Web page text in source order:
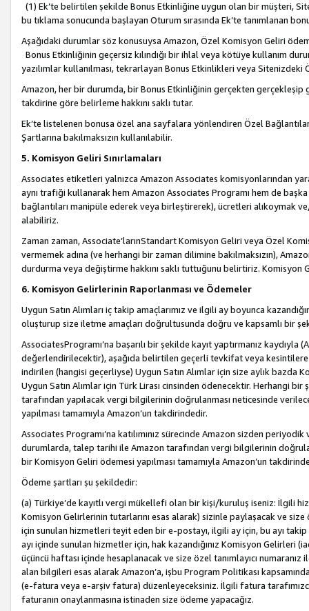
(1) Ek’te belirtilen şekilde Bonus Etkinliğine uygun olan bir müşteri,
bu tıklama sonucunda başlayan Oturum sırasında Ek’te tanımlanan
Aşağıdaki durumlar söz konusuysa Amazon, Özel Komisyon Geliri
Bonus Etkinliğinin geçersiz kılındığı bir ihlal veya kötüye kullanım
yazılımlar kullanılması, tekrarlayan Bonus Etkinlikleri veya
Amazon, her bir durumda, bir Bonus Etkinliğinin gerçekten gerçekleşip
takdirine göre belirleme hakkını saklı tutar.
Ek’te listelenen bonusa özel ana sayfalara yönlendiren Özel
Şartlarına bakılmaksızın kullanılabilir.
5. Komisyon Geliri Sınırlamaları
Associates etiketleri yalnızca Amazon Associates komisyonlarından
aynı trafiği kullanarak hem Amazon Associates Programı hem de
bağlantıları manipüle ederek veya birleştirerek), ücretleri alıkoymak
alabiliriz.
Zaman zaman, Associate’larınStandart Komisyon Geliri veya Özel
vermemek adına (ve herhangi bir zaman dilimine bakılmaksızın),
durdurma veya değiştirme hakkını saklı tuttuğunu belirtiriz. Komisyon
6. Komisyon Gelirlerinin Raporlanması ve Ödemeler
Uygun Satın Alımları iç takip amaçlarımız ve ilgili ay boyunca
oluşturup size iletme amaçları doğrultusunda doğru ve kapsamlı bir
AssociatesProgramı’na başarılı bir şekilde kayıt yaptırmanız
değerlendirilecektir), aşağıda belirtilen geçerli tevkifat veya
indirilen (hangisi geçerliyse) Uygun Satın Alımlar için size aylık
Uygun Satın Alımlar için Türk Lirası cinsinden ödenecektir. Herhangi
tarafından yapılacak vergi bilgilerinin doğrulanması neticesinde
yapılması tamamıyla Amazon’un takdirindedir.
Associates Programı’na katılımınız sürecinde Amazon sizden
durumlarda, talep tarihi ile Amazon tarafından vergi bilgilerinin
bir Komisyon Geliri ödemesi yapılması tamamıyla Amazon’un
Ödeme şartları şu şekildedir:
(a) Türkiye’de kayıtlı vergi mükellefi olan bir kişi/kuruluş iseniz: İlgili
Komisyon Gelirlerinin tutarlarını esas alarak) sizinle paylaşacak ve
için sunulan hizmetleri teyit eden bir e-postayı, ilgili ay için, bu ayı
ayı içinde sunulan hizmetler için, hak kazandığınız Komisyon Gelirleri
üçüncü haftası içinde hesaplanacak ve size özel tanımlayıcı
alan bilgileri esas alarak Amazon’a, işbu Program Politikası
(e-fatura veya e-arşiv fatura) düzenleyeceksiniz. İlgili fatura
faturanın onaylanmasına istinaden size ödeme yapacağız.